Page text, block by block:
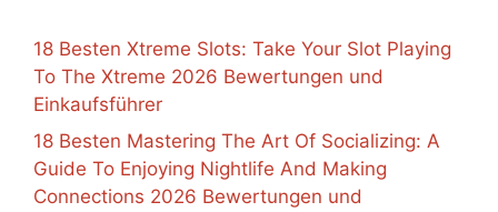
18 Besten Xtreme Slots: Take Your Slot Playing
To The Xtreme 2026 Bewertungen und
Einkaufsführer
18 Besten Mastering The Art Of Socializing: A
Guide To Enjoying Nightlife And Making
Connections 2026 Bewertungen und